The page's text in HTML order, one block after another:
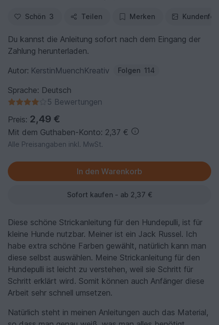
Schön 3 Teilen Merken
Du kannst die Anleitung sofort nach dem Eingang der
Zahlung herunterladen.
Autor: KerstinMuenchKreativ Folgen 114
Sprache: Deutsch
5 Bewertungen
Preis: 2,49 €
Mit dem Guthaben-Konto: 2,37 €
Alle Preisangaben inkl. MwSt.
Sofort kaufen - ab 2,37 €
Diese schöne Strickanleitung für den Hundepulli, ist für
kleine Hunde nutzbar. Meiner ist ein Jack Russel. Ich
habe extra schöne Farben gewählt, natürlich kann man
diese selbst auswählen. Meine Strickanleitung für den
Hundepulli ist leicht zu verstehen, weil sie Schritt für
Schritt erklärt wird. Somit können auch Anfänger diese
Arbeit sehr schnell umsetzen.
Natürlich steht in meinen Anleitungen auch das Material,